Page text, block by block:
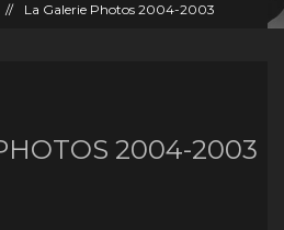
// La Galerie Photos 2004-2003
2004-2003